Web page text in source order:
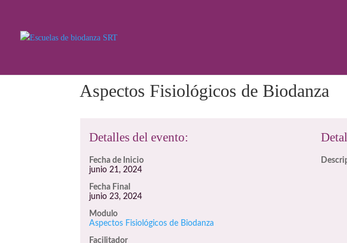
Aspectos Fisiológicos de Biodanza
Detalles del evento:
Fecha de Inicio
junio 21, 2024
Fecha Final
junio 23, 2024
Modulo
Aspectos Fisiológicos de Biodanza
Facilitador